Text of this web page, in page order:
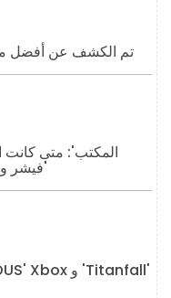
تم الكشف عن أفضل
فيشر وجون كراسنسكي على سموش 'دانديز'